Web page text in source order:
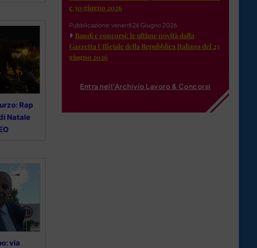
Rap
Natale
via
e 30 giugno 2026
Pubblicazione: venerdì 26 Giugno 2026
Bandi e concorsi: le ultime novità dalla
Gazzetta Ufficiale della Repubblica Italiana del 23
giugno 2026
Entra nell'Archivio Lavoro & Concorsi